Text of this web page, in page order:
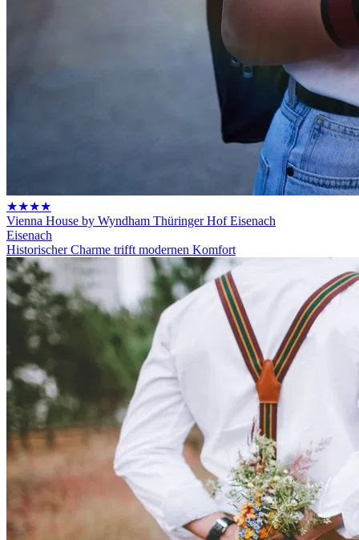
★★★★
Vienna House by Wyndham Thüringer Hof Eisenach
Eisenach
Historischer Charme trifft modernen Komfort